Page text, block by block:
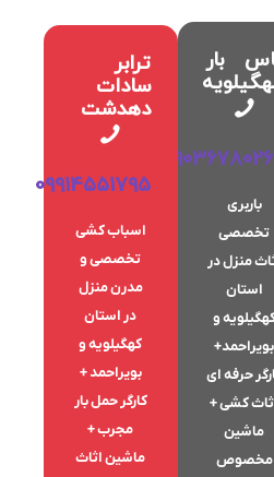
بار
باربری
تخصصی
منزل در
استان
و
بویراحمد+
حرفه ای
کشی +
ماشین
مخصوص
ترابر
سادات
دهدشت
09914551795
اسباب کشی
تخصصی و
مدرن منزل
در استان
کهگیلویه و
بویراحمد +
کارگر حمل بار
مجرب +
ماشین اثاث